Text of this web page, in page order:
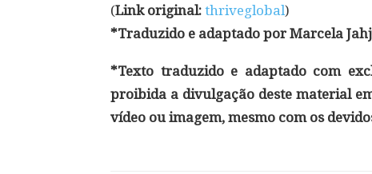
(Link original: thriveglobal)
*Traduzido e adaptado por Marcela
*Texto traduzido e adaptado com
proibida a divulgação deste material
vídeo ou imagem, mesmo com os